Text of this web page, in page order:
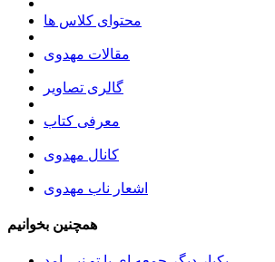
محتوای کلاس ها
مقالات مهدوی
گالری تصاویر
معرفی کتاب
کانال مهدوی
اشعار ناب مهدوی
همچنین بخوانیم